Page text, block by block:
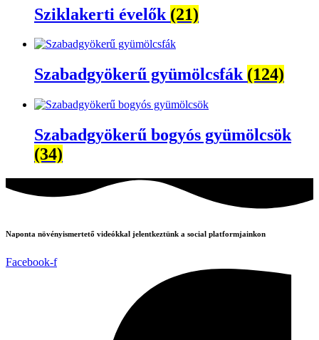
Sziklakerti évelők (21)
Szabadgyökerű gyümölcsfák (124)
Szabadgyökerű bogyós gyümölcsök
(34)
Naponta növényismertető videókkal jelentkeztünk a social platformjainkon
Facebook-f